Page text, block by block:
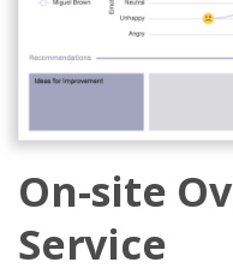
On-site
Service